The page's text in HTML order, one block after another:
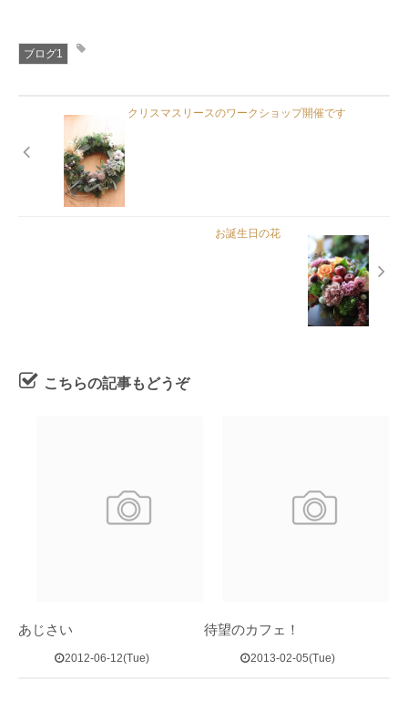
ブログ1
クリスマスリースのワークショップ開催です
お誕生日の花
こちらの記事もどうぞ
あじさい
2012-06-12(Tue)
待望のカフェ！
2013-02-05(Tue)